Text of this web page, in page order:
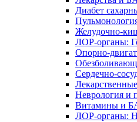
Диабет
Желудочно-
ЛОР-органы:
Опорно-
Сердечно-
Неврология и
Витамины и
ЛОР-органы: